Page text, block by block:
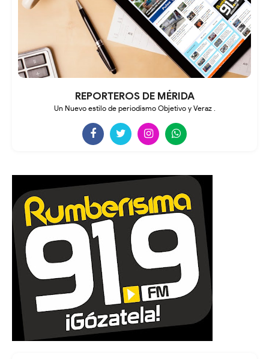
REPORTEROS DE MÉRIDA
Un Nuevo estilo de periodismo Objetivo y Veraz .